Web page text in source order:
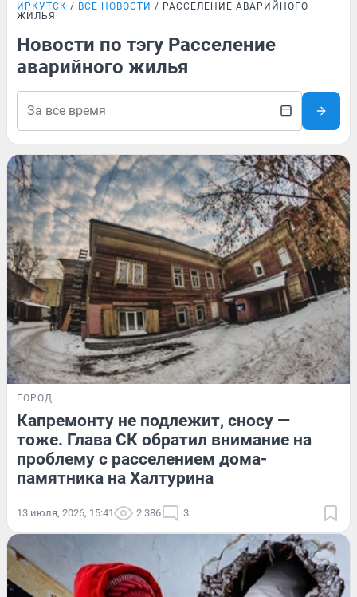
ИРКУТСК ВСЕ НОВОСТИ
РАССЕЛЕНИЕ АВАРИЙНОГО
ЖИЛЬЯ
Новости по тэгу Расселение
аварийного жилья
ГОРОД
Капремонту не подлежит, сносу —
тоже. Глава СК обратил внимание на
проблему с расселением дома-
памятника на Халтурина
13 июля, 2026, 15:41 2 386 3